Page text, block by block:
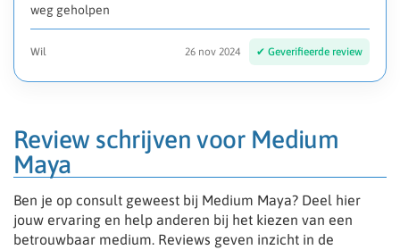
weg geholpen
Wil 26 nov 2024
Review schrijven voor Medium
Maya
Ben je op consult geweest bij Medium Maya? Deel hier
jouw ervaring en help anderen bij het kiezen van een
betrouwbaar medium. Reviews geven inzicht in de